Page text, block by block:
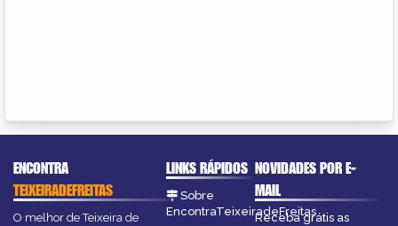
ENCONTRA
TEIXEIRADEFREITAS
O melhor de Teixeira de
LINKS RÁPIDOS
Sobre
EncontraTeixeiradeFreitas
NOVIDADES POR E-
MAIL
Receba grátis as